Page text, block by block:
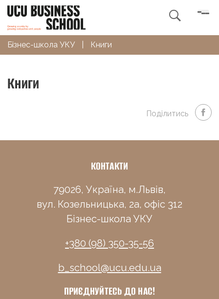

Бізнес-школа УКУ Книги
Книги
Поділитись
КОНТАКТИ
79026, Україна, м.Львів,
вул. Козельницька, 2а, офіс 312
Бізнес-школа УКУ
+380 (98) 350-35-56
b_school@ucu.edu.ua
ПРИЄДНУЙТЕСЬ ДО НАС!